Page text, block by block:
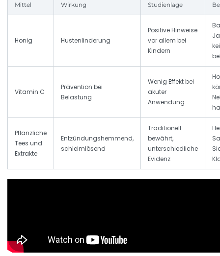
Mittel Wirkung Studienlage
Honig Hustenlinderung
Positive Hinweise
vor allem bei
Kindern
Vitamin C
Prävention bei
Belastung
Wenig Effekt bei
akuter
Anwendung
Pflanzliche
Tees und
Extrakte
Entzündungshemmend,
schleimlösend
Traditionell
bewährt,
unterschiedliche
Evidenz